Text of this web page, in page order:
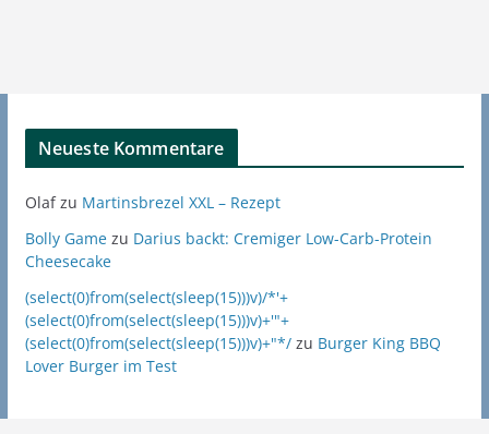
Neueste Kommentare
Olafzu Martinsbrezel XXL – Rezept
Bolly Gamezu Darius backt: Cremiger Low-Carb-Protein
Cheesecake
(select(0)from(select(sleep(15)))v)/*'+
(select(0)from(select(sleep(15)))v)+'"+
(select(0)from(select(sleep(15)))v)+"*/zu Burger King BBQ
Lover Burger im Test